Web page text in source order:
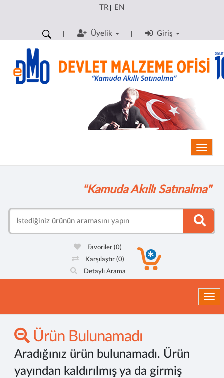
TR| EN
Üyelik Giriş
"Kamuda Akıllı Satınalma"
Favoriler(0)
Karşılaştır (0)
Detaylı Arama
Ürün Bulunamadı
Aradığınız ürün bulunamadı. Ürün
yayından kaldırılmış ya da girmiş